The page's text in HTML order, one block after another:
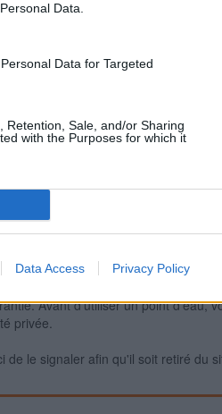
Data.
Data for Targeted
Retention, Sale, and/or Sharing
with the Purposes for which it
Data Access Privacy Policy
Avant d'utiliser un point d'eau,
privée.
de le signaler afin qu'il soit retiré du